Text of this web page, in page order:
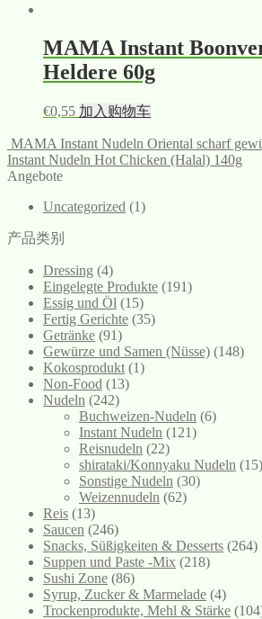
MAMA Instant
Heldere 60g
€0,55 加入购物车
MAMA Instant Nudeln Oriental scharf
Instant Nudeln Hot Chicken (Halal) 140g
Angebote
Uncategorized (1)
产品类别
Dressing (4)
Eingelegte Produkte (191)
Essig und Öl (15)
Fertig Gerichte (35)
Getränke (91)
Gewürze und Samen (Nüsse) (148)
Kokosprodukt (1)
Non-Food (13)
Nudeln (242)
Buchweizen-Nudeln (6)
Instant Nudeln (121)
Reisnudeln (22)
shirataki/Konnyaku Nudeln (15)
Sonstige Nudeln (30)
Weizennudeln (62)
Reis (13)
Saucen (246)
Snacks, Süßigkeiten & Desserts (264)
Suppen und Paste -Mix (218)
Sushi Zone (86)
Syrup, Zucker & Marmelade (4)
Trockenprodukte, Mehl & Stärke